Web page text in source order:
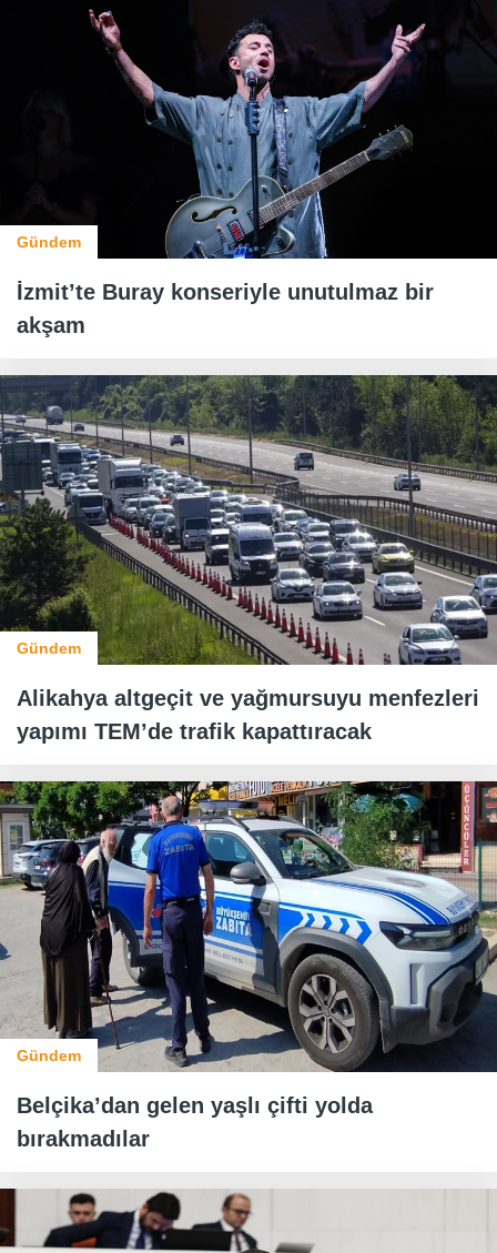
Gündem
İzmit’te Buray konseriyle unutulmaz bir
akşam
Gündem
Alikahya altgeçit ve yağmursuyu menfezleri
yapımı TEM’de trafik kapattıracak
Gündem
Belçika’dan gelen yaşlı çifti yolda
bırakmadılar